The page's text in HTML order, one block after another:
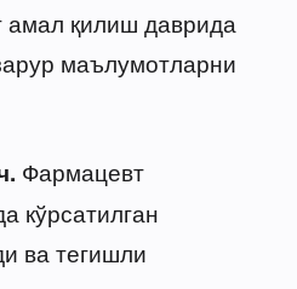
амал қилиш даврида
маълумотларни
Фармацевт
кўрсатилган
ва тегишли